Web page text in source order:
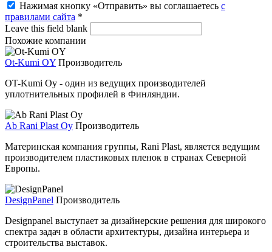
Нажимая кнопку «Отправить» вы соглашаетесь с
правилами сайта *
Leave this field blank
Похожие компании
Ot-Kumi OY Производитель
OT-Kumi Oy - один из ведущих производителей
уплотнительных профилей в Финляндии.
Ab Rani Plast Oy Производитель
Материнская компания группы, Rani Plast, является ведущим
производителем пластиковых пленок в странах Северной
Европы.
DesignPanel Производитель
Designpanel выступает за дизайнерские решения для широкого
спектра задач в области архитектуры, дизайна интерьера и
строительства выставок.